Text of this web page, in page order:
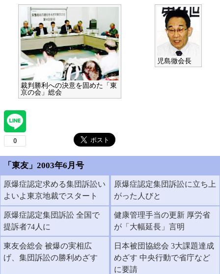
裁判勝利への決意を固めた「東
京の会」総会
児島徹会長
「東友」2003年6月号
原爆症認定求める集団訴訟い
よいよ東京地裁でスタート
原爆症認定集団訴訟に立ち上
がった人びと
原爆症認定集団訴訟 全国で
提訴者74人に
健康管理手当の更新 厚労省
が「大幅延長」言明
東友会総会 被爆の実相広
げ、集団訴訟の勝利めざす
日本被団協総会 3大課題達成
めざす 中央行動で省庁など
に要請